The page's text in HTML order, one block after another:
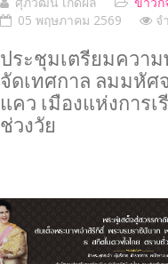
05 พฤษภาคม 2569
จ
ประชุมเตรียมควา
จัดเทศกาล ลมมหัศ
แคว เมืองแห่งการ
ช่วงวัย